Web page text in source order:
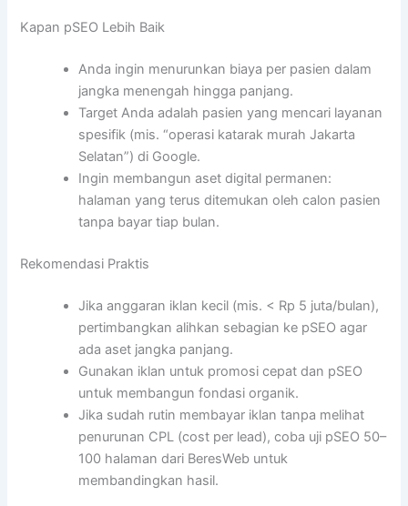
Kapan pSEO Lebih Baik
Anda ingin menurunkan biaya per pasien dalam
jangka menengah hingga panjang.
Target Anda adalah pasien yang mencari layanan
spesifik (mis. “operasi katarak murah Jakarta
Selatan”) di Google.
Ingin membangun aset digital permanen:
halaman yang terus ditemukan oleh calon pasien
tanpa bayar tiap bulan.
Rekomendasi Praktis
Jika anggaran iklan kecil (mis. < Rp 5 juta/bulan),
pertimbangkan alihkan sebagian ke pSEO agar
ada aset jangka panjang.
Gunakan iklan untuk promosi cepat dan pSEO
untuk membangun fondasi organik.
Jika sudah rutin membayar iklan tanpa melihat
penurunan CPL (cost per lead), coba uji pSEO 50–
100 halaman dari BeresWeb untuk
membandingkan hasil.